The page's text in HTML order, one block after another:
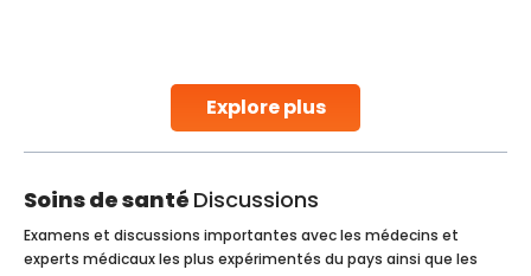
Explore plus
collected, they process the
Soins de santé Discussions
Examens et discussions importantes avec les médecins et
experts médicaux les plus expérimentés du pays ainsi que les